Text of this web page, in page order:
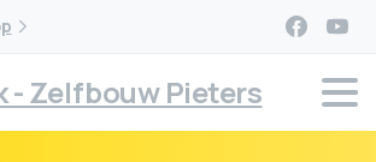
- Zelfbouw Pieters